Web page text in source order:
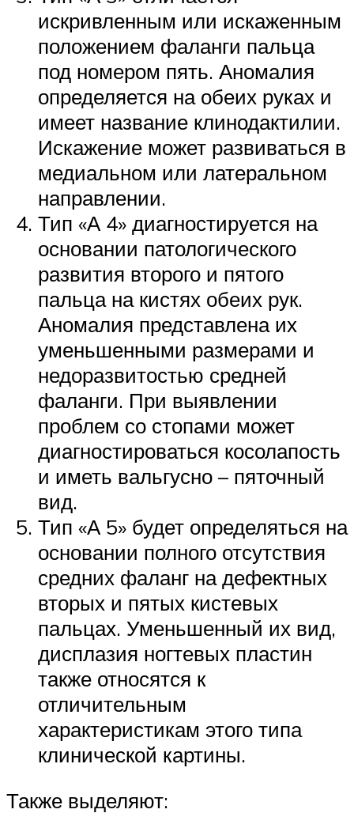
искривленным или искаженным
положением фаланги пальца
под номером пять. Аномалия
определяется на обеих руках и
имеет название клинодактилии.
Искажение может развиваться в
медиальном или латеральном
направлении.
Тип «А 4» диагностируется на
основании патологического
развития второго и пятого
пальца на кистях обеих рук.
Аномалия представлена их
уменьшенными размерами и
недоразвитостью средней
фаланги. При выявлении
проблем со стопами может
диагностироваться косолапость
и иметь вальгусно – пяточный
вид.
Тип «А 5» будет определяться на
основании полного отсутствия
средних фаланг на дефектных
вторых и пятых кистевых
пальцах. Уменьшенный их вид,
дисплазия ногтевых пластин
также относятся к
отличительным
характеристикам этого типа
клинической картины.
Также выделяют: